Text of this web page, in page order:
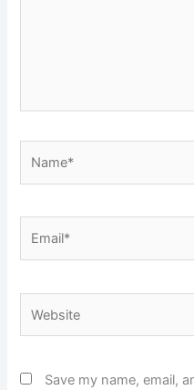
Save my name, email,